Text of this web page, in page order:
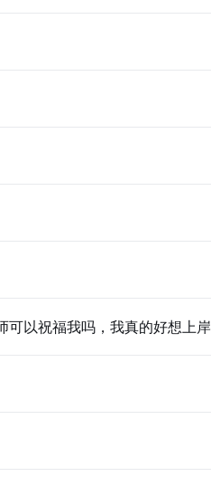
可以祝福我吗，我真的好想上岸